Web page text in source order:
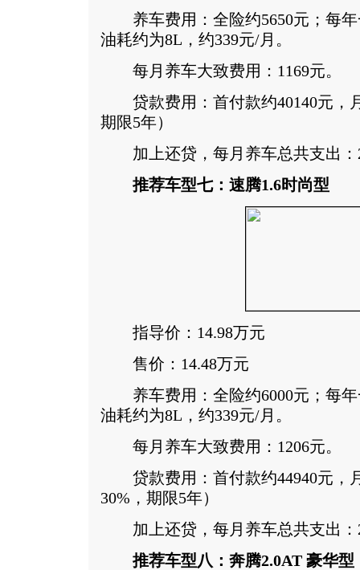
养车费用：全险约5650元；每年
油耗约为8L，约339元/月。
每月养车大致费用：1169元。
贷款费用：首付款约40140元，
期限5年）
加上还贷，每月养车总共支出：
推荐车型七：速腾1.6时尚型
指导价：14.98万元
售价：14.48万元
养车费用：全险约6000元；每年
油耗约为8L，约339元/月。
每月养车大致费用：1206元。
贷款费用：首付款约44940元，
30%，期限5年）
加上还贷，每月养车总共支出：
推荐车型八：奔腾2.0AT 豪华型